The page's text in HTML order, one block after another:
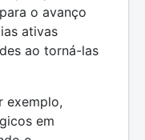
o avanço
ativas
ao torná-las
exemplo,
em